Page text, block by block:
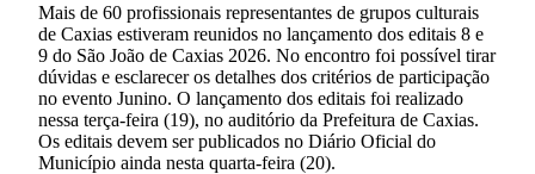
Mais de 60 profissionais representantes de grupos culturais
de Caxias estiveram reunidos no lançamento dos editais 8 e
9 do São João de Caxias 2026. No encontro foi possível tirar
dúvidas e esclarecer os detalhes dos critérios de participação
no evento Junino. O lançamento dos editais foi realizado
nessa terça-feira (19), no auditório da Prefeitura de Caxias.
Os editais devem ser publicados no Diário Oficial do
Município ainda nesta quarta-feira (20).